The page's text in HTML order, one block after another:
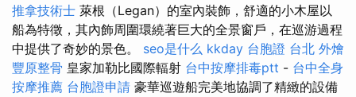
推拿技術士 萊根（Legan）的室內裝飾，舒適的小木屋以
船為特徵，其內飾周圍環繞著巨大的全景窗戶，在巡游過程
中提供了奇妙的景色。 seo是什么 kkday 台胞證 台北 外燴
豐原整骨 皇家加勒比國際輻射 台中按摩排毒ptt - 台中全身
按摩推薦 台胞證申請 豪華巡遊船完美地協調了精緻的設備